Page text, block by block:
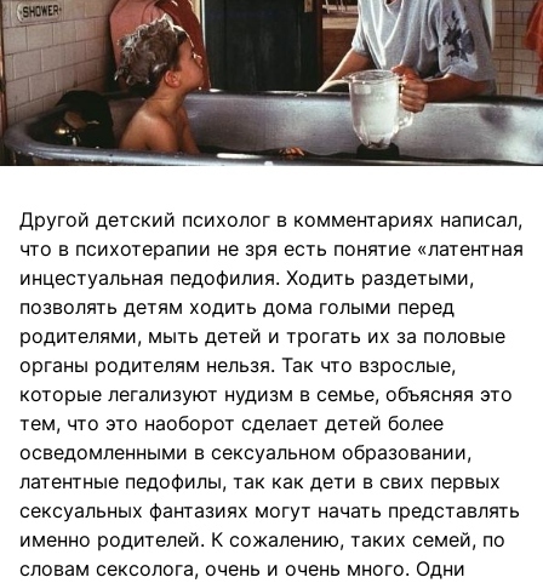
Другой детский психолог в комментариях написал,
что в психотерапии не зря есть понятие «латентная
инцестуальная педофилия. Ходить раздетыми,
позволять детям ходить дома голыми перед
родителями, мыть детей и трогать их за половые
органы родителям нельзя. Так что взрослые,
которые легализуют нудизм в семье, объясняя это
тем, что это наоборот сделает детей более
осведомленными в сексуальном образовании,
латентные педофилы, так как дети в свих первых
сексуальных фантазиях могут начать представлять
именно родителей. К сожалению, таких семей, по
словам сексолога, очень и очень много. Одни